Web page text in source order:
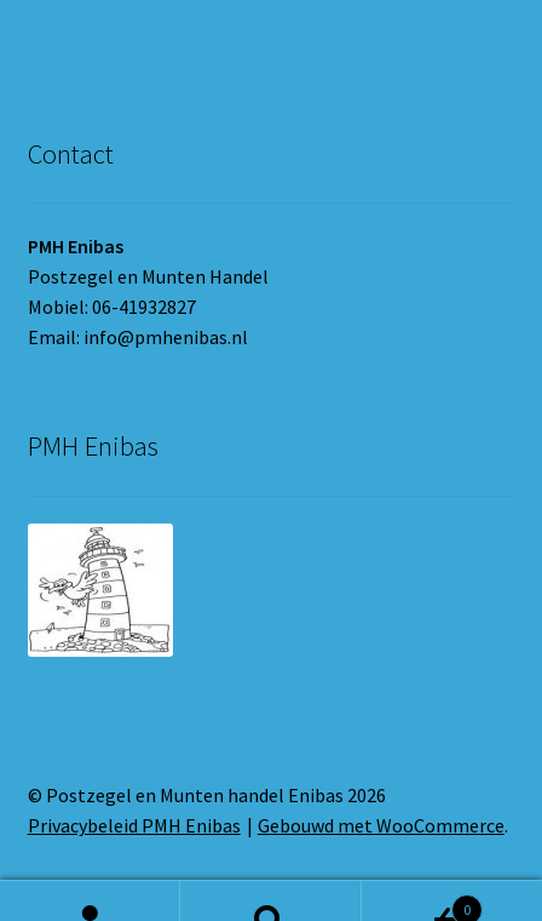
Contact
PMH Enibas
Postzegel en Munten Handel
Mobiel: 06-41932827
Email: info@pmhenibas.nl
PMH Enibas
© Postzegel en Munten handel Enibas 2026
Privacybeleid PMH Enibas
Gebouwd met WooCommerce.
0